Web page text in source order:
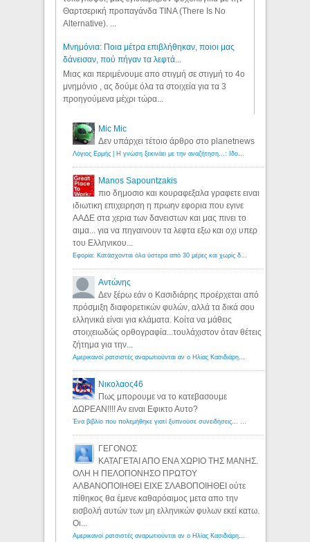
Θαρτσερική προπαγάνδα TINA (There Is No
Alternative). ...
Μνημόνια: Ποια μέτρα επιβλήθηκαν, ποιοι μας
δάνεισαν, πού πήγαν τα λεφτά...
Μιας και περιμένουμε απο στιγμή σε στιγμή το 4ο
μνημόνιο , ας δούμε όλα τα στοιχεία για τα 3
προηγούμενα μέχρι τώρα...
Mic Mic
Δεν υπάρχει τέτοιο άρθρο στο planetnews
Λόγιος Ερμής | Η γνώση ξεκινάει με την αναζήτηση...: Ιδού οι 18 που χρωστούν 11 δις ευρώ!
Manos Sapountzakis
πιο δημοσιο και κουραφεξαλα γραφετε ειναι
ιδιωτικη επιχειρηση η πρωην εφορια που εγινε
ΑΑΔΕ στα χερια των δανειστων και μας πινει το
αιμα... για να πηγαινουν τα λεφτα εξω και οχι υπερ
του Ελληνικου...
Εφορία: Κατάσχονται όλα ύστερα από 30 μέρες και χωρίς δικαστικές αποφάσεις - Λόγιος Ερμής
Αντώνης
Δεν ξέρω εάν ο Κασιδιάρης προέρχεται από
πρόσμιξη διαφορετικών φυλών, αλλά τα δικά σου
ελληνικά είναι για κλάματα. Κοίτα να μάθεις
στοιχειωδώς ορθογραφία...τουλάχιστον όταν θέτεις
ζήτημα για την...
Αμερικανοί ρατσιστές αναρωτιούνται αν ο Ηλίας Κασιδιάρης ανήκει στη λευκή φυλή... - Λόγιος Ερμής
Νικολαος46
Πως μπορουμε να το κατεβασουμε
ΔΩΡΕΑΝ!!!! Αν ειναι Εφικτο Αυτο?
Ένα βιβλίο που πολεμήθηκε γιατί ξυπνούσε συνειδήσεις... - Λόγιος Ερμής | Η γνώση ξεκινάει με την αναζήτηση...
ΓΕΓΟΝΟΣ
ΚΑΤΑΓΕΤΑΙ ΑΠΟ ΕΝΑ ΧΩΡΙΟ ΤΗΣ ΜΑΝΗΣ.
ΟΛΗ Η ΠΕΛΟΠΟΝΗΣΟ ΠΡΩΤΟΥ
ΑΛΒΑΝΟΠΟΙΗΘΕΙ ΕΙΧΕ ΣΛΑΒΟΠΟΙΗΘΕΙ ούτε
πίθηκος θα έμενε καθαρόαιμος μετα απο την
εισβολή αυτών των μη ελληνικών φυλων εκεί κατω.
Οι...
Αμερικανοί ρατσιστές αναρωτιούνται αν ο Ηλίας Κασιδιάρης ανήκει στη λευκή φυλή... - Λόγιος Ερμής